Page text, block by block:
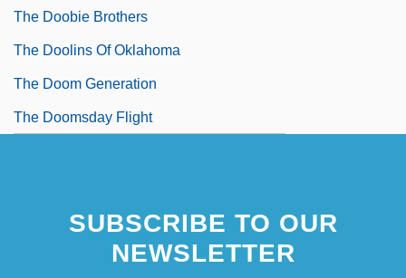
The Doobie Brothers
The Doolins Of Oklahoma
The Doom Generation
The Doomsday Flight
SUBSCRIBE TO OUR
NEWSLETTER